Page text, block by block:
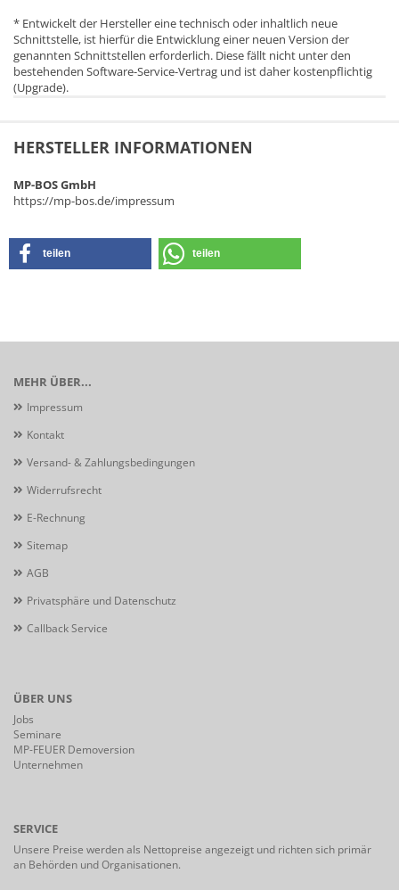
* Entwickelt der Hersteller eine technisch oder inhaltlich neue
Schnittstelle, ist hierfür die Entwicklung einer neuen Version der
genannten Schnittstellen erforderlich. Diese fällt nicht unter den
bestehenden Software-Service-Vertrag und ist daher kostenpflichtig
(Upgrade).
HERSTELLER INFORMATIONEN
MP-BOS GmbH
https://mp-bos.de/impressum
teilen teilen
MEHR ÜBER...
Impressum
Kontakt
Versand- & Zahlungsbedingungen
Widerrufsrecht
E-Rechnung
Sitemap
AGB
Privatsphäre und Datenschutz
Callback Service
ÜBER UNS
Jobs
Seminare
MP-FEUER Demoversion
Unternehmen
SERVICE
Unsere Preise werden als Nettopreise angezeigt und richten sich primär
an Behörden und Organisationen.